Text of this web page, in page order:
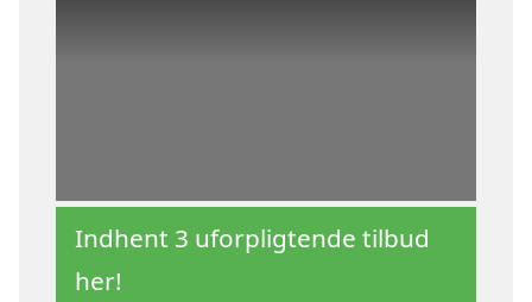
Indhent 3 uforpligtende tilbud
her!